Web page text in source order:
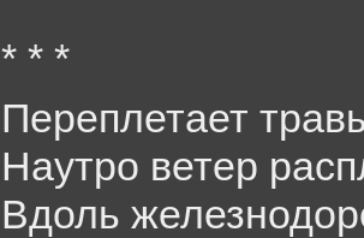
* * *
Переплетает
Наутро ветер
Вдоль